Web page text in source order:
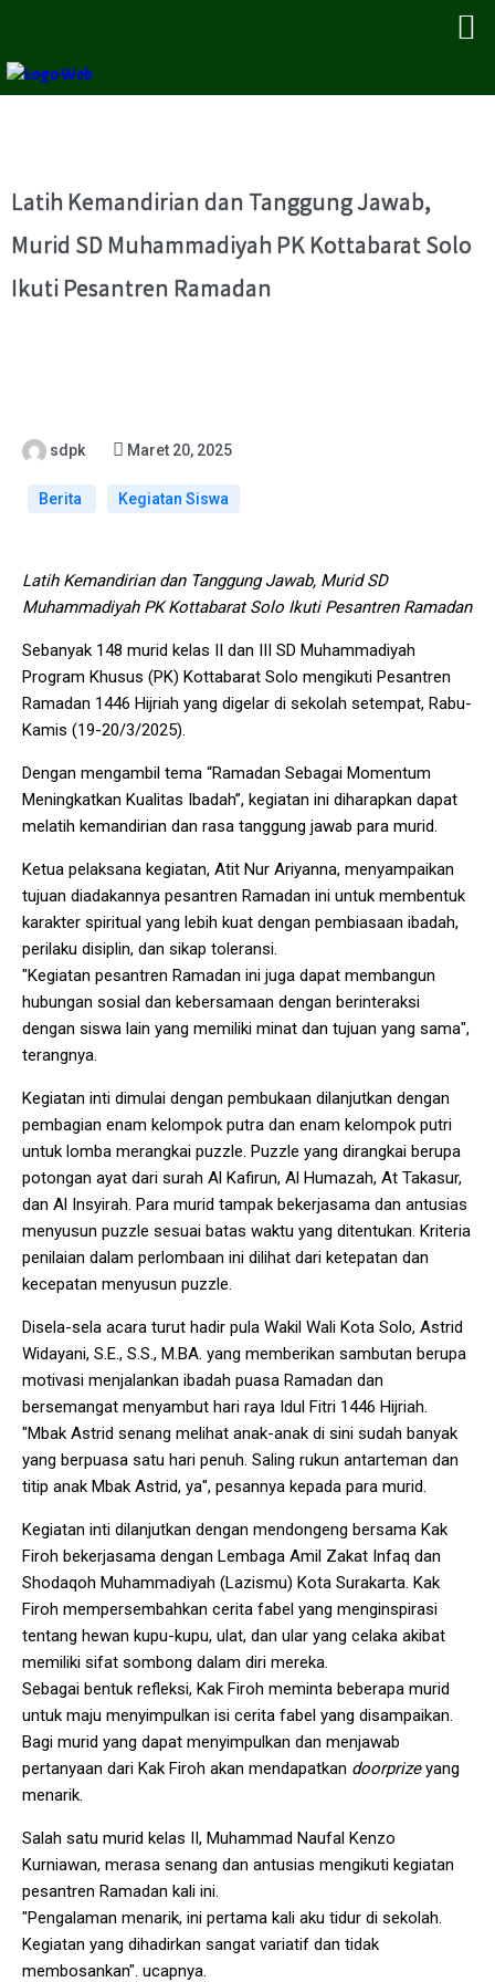
Latih Kemandirian dan Tanggung Jawab,
Murid SD Muhammadiyah PK Kottabarat Solo
Ikuti Pesantren Ramadan
sdpk Maret 20, 2025
Berita Kegiatan Siswa
Latih Kemandirian dan Tanggung Jawab, Murid SD
Muhammadiyah PK Kottabarat Solo Ikuti Pesantren Ramadan
Sebanyak 148 murid kelas II dan III SD Muhammadiyah
Program Khusus (PK) Kottabarat Solo mengikuti Pesantren
Ramadan 1446 Hijriah yang digelar di sekolah setempat, Rabu-
Kamis (19-20/3/2025).
Dengan mengambil tema “Ramadan Sebagai Momentum
Meningkatkan Kualitas Ibadah”, kegiatan ini diharapkan dapat
melatih kemandirian dan rasa tanggung jawab para murid.
Ketua pelaksana kegiatan, Atit Nur Ariyanna, menyampaikan
tujuan diadakannya pesantren Ramadan ini untuk membentuk
karakter spiritual yang lebih kuat dengan pembiasaan ibadah,
perilaku disiplin, dan sikap toleransi.
"Kegiatan pesantren Ramadan ini juga dapat membangun
hubungan sosial dan kebersamaan dengan berinteraksi
dengan siswa lain yang memiliki minat dan tujuan yang sama",
terangnya.
Kegiatan inti dimulai dengan pembukaan dilanjutkan dengan
pembagian enam kelompok putra dan enam kelompok putri
untuk lomba merangkai puzzle. Puzzle yang dirangkai berupa
potongan ayat dari surah Al Kafirun, Al Humazah, At Takasur,
dan Al Insyirah. Para murid tampak bekerjasama dan antusias
menyusun puzzle sesuai batas waktu yang ditentukan. Kriteria
penilaian dalam perlombaan ini dilihat dari ketepatan dan
kecepatan menyusun puzzle.
Disela-sela acara turut hadir pula Wakil Wali Kota Solo, Astrid
Widayani, S.E., S.S., M.BA. yang memberikan sambutan berupa
motivasi menjalankan ibadah puasa Ramadan dan
bersemangat menyambut hari raya Idul Fitri 1446 Hijriah.
"Mbak Astrid senang melihat anak-anak di sini sudah banyak
yang berpuasa satu hari penuh. Saling rukun antarteman dan
titip anak Mbak Astrid, ya", pesannya kepada para murid.
Kegiatan inti dilanjutkan dengan mendongeng bersama Kak
Firoh bekerjasama dengan Lembaga Amil Zakat Infaq dan
Shodaqoh Muhammadiyah (Lazismu) Kota Surakarta. Kak
Firoh mempersembahkan cerita fabel yang menginspirasi
tentang hewan kupu-kupu, ulat, dan ular yang celaka akibat
memiliki sifat sombong dalam diri mereka.
Sebagai bentuk refleksi, Kak Firoh meminta beberapa murid
untuk maju menyimpulkan isi cerita fabel yang disampaikan.
Bagi murid yang dapat menyimpulkan dan menjawab
pertanyaan dari Kak Firoh akan mendapatkan doorprizeyang
menarik.
Salah satu murid kelas II, Muhammad Naufal Kenzo
Kurniawan, merasa senang dan antusias mengikuti kegiatan
pesantren Ramadan kali ini.
"Pengalaman menarik, ini pertama kali aku tidur di sekolah.
Kegiatan yang dihadirkan sangat variatif dan tidak
membosankan". ucapnya.